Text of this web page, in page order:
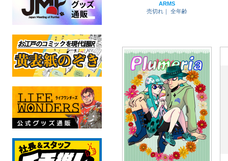
ARMS
売切れ｜
全年齢